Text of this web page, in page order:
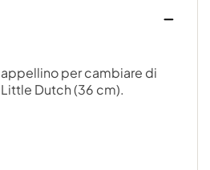
per cambiare di
Dutch (36 cm).